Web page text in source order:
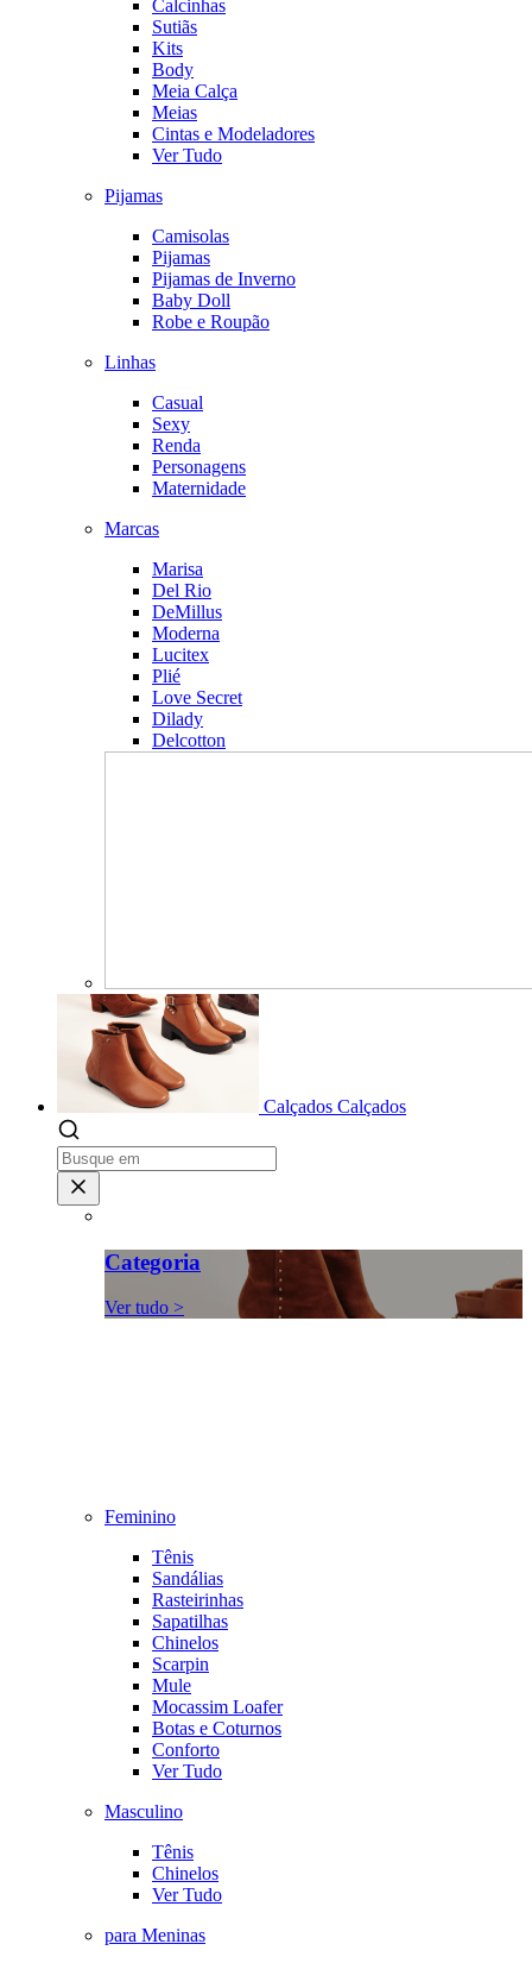
Calcinhas
Sutiãs
Kits
Body
Meia Calça
Meias
Cintas e Modeladores
Ver Tudo
Pijamas
Camisolas
Pijamas
Pijamas de Inverno
Baby Doll
Robe e Roupão
Linhas
Casual
Sexy
Renda
Personagens
Maternidade
Marcas
Marisa
Del Rio
DeMillus
Moderna
Lucitex
Plié
Love Secret
Dilady
Delcotton
Calçados Calçados
Categoria
Ver tudo >
Feminino
Tênis
Sandálias
Rasteirinhas
Sapatilhas
Chinelos
Scarpin
Mule
Mocassim Loafer
Botas e Coturnos
Conforto
Ver Tudo
Masculino
Tênis
Chinelos
Ver Tudo
para Meninas